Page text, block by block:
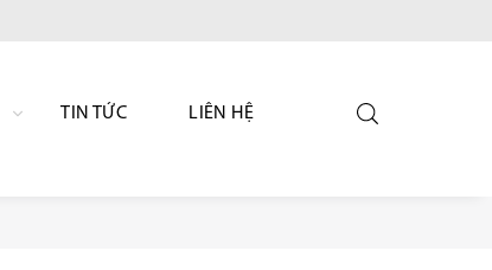
TIN TỨC LIÊN HỆ